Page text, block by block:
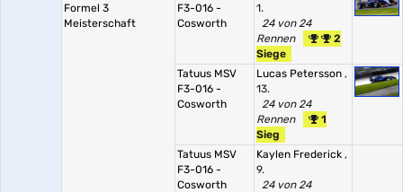
Formel 3
Meisterschaft
F3-016 -
Cosworth
1.
24 von 24
Rennen
2
Siege
Tatuus MSV
F3-016 -
Cosworth
Lucas Petersson ,
13.
24 von 24
Rennen
1
Sieg
Tatuus MSV
F3-016 -
Cosworth
Kaylen Frederick ,
9.
24 von 24